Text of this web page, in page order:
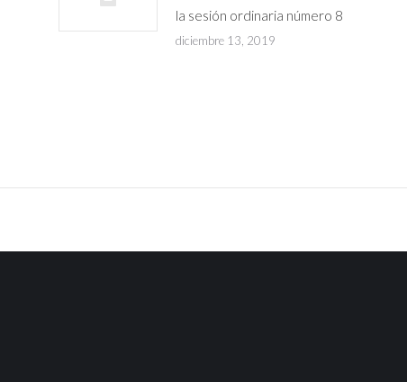
la sesión ordinaria número 8
diciembre 13, 2019